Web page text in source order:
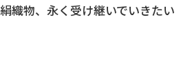
織物、永く受け継いでいきたい